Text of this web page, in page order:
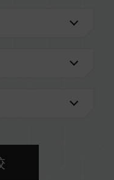
家灯效控制软件
）
进一步了
品牌、型号的内